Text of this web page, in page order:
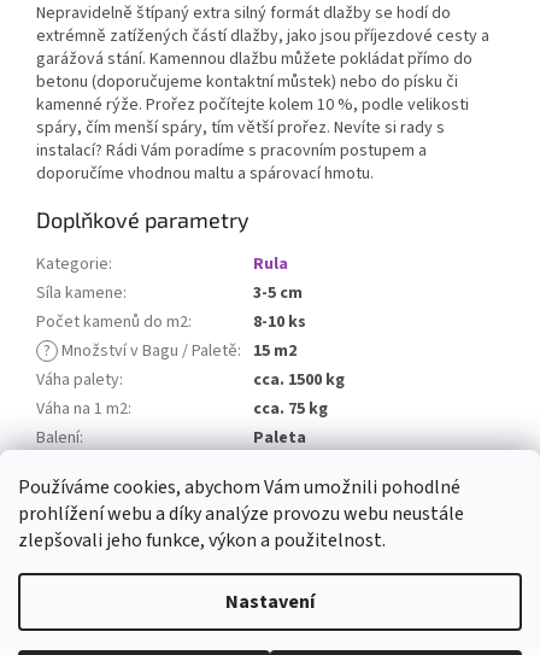
Používáme cookies, abychom Vám umožnili pohodlné
prohlížení webu a díky analýze provozu webu neustále
zlepšovali jeho funkce, výkon a použitelnost.
Nastavení
Nepravidelně štípaný extra silný formát dlažby se hodí do
extrémně zatížených částí dlažby, jako jsou příjezdové cesty a
garážová stání. Kamennou dlažbu můžete pokládat přímo do
betonu (doporučujeme kontaktní můstek) nebo do písku či
kamenné rýže. Prořez počítejte kolem 10 %, podle velikosti
spáry, čím menší spáry, tím větší prořez. Nevíte si rady s
instalací? Rádi Vám poradíme s pracovním postupem a
doporučíme vhodnou maltu a spárovací hmotu.
Doplňkové parametry
Kategorie:
Rula
Síla kamene:
3-5 cm
Počet kamenů do m2:
8-10 ks
? Množství v Bagu / Paletě: 15 m2
Váha palety:
cca. 1500 kg
Váha na 1 m2:
cca. 75 kg
Balení:
Paleta